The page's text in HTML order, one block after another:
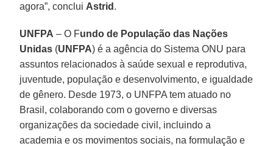
agora”, conclui Astrid .
UNFPA – O Fundo de População das Nações
Unidas (UNFPA) é a agência do Sistema ONU para
assuntos relacionados à saúde sexual e reprodutiva,
juventude, população e desenvolvimento, e igualdade
de gênero. Desde 1973, o UNFPA tem atuado no
Brasil, colaborando com o governo e diversas
organizações da sociedade civil, incluindo a
academia e os movimentos sociais, na formulação e